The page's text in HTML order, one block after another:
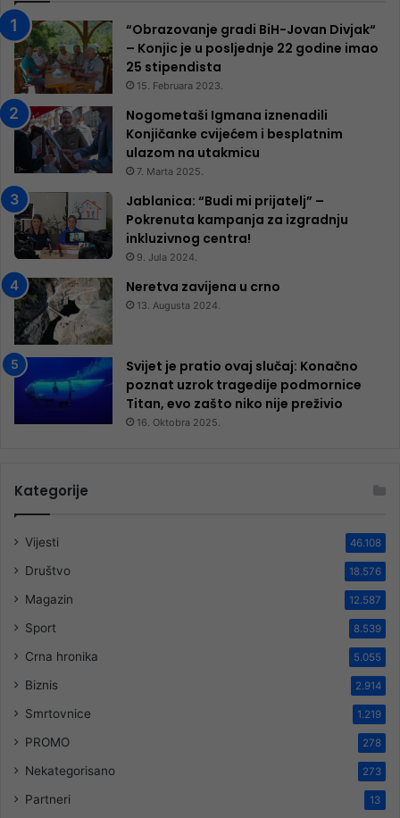
“Obrazovanje gradi BiH-Jovan Divjak“
– Konjic je u posljednje 22 godine imao
25 ​​stipendista
15. Februara 2023.
Nogometaši Igmana iznenadili
Konjičanke cvijećem i besplatnim
ulazom na utakmicu
7. Marta 2025.
Jablanica: “Budi mi prijatelj” –
Pokrenuta kampanja za izgradnju
inkluzivnog centra!
9. Jula 2024.
Neretva zavijena u crno
13. Augusta 2024.
Svijet je pratio ovaj slučaj: Konačno
poznat uzrok tragedije podmornice
Titan, evo zašto niko nije preživio
16. Oktobra 2025.
Kategorije
Vijesti 46.108
Društvo 18.576
Magazin 12.587
Sport 8.539
Crna hronika 5.055
Biznis 2.914
Smrtovnice 1.219
PROMO 278
Nekategorisano 273
Partneri 13